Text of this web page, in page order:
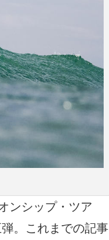
ンシップ・ツア
。これまでの記事